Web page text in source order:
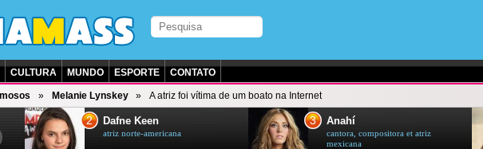
CULTURA MUNDO ESPORTE CONTATO
Melanie Lynskey A atriz foi vítima de um boato na Internet
2 Dafne Keen
atriz norte-americana
3 Anahí
cantora, compositora et atriz
mexicana